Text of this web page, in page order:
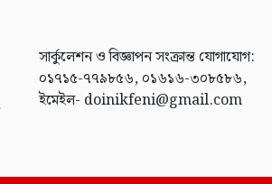
সার্কুলেশন ও বিজ্ঞাপন সংক্রান্ত যোগাযোগ:
০১৭১৫-৭৭৯৮৫৬, ০১৬১৬-৩০৮৫৮৬,
ইমেইল- doinikfeni@gmail.com